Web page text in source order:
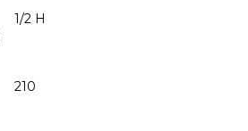
1/2 Н
210